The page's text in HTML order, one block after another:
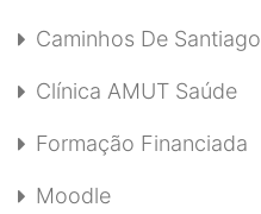
Caminhos De Santiago
Clínica AMUT Saúde
Formação Financiada
Moodle